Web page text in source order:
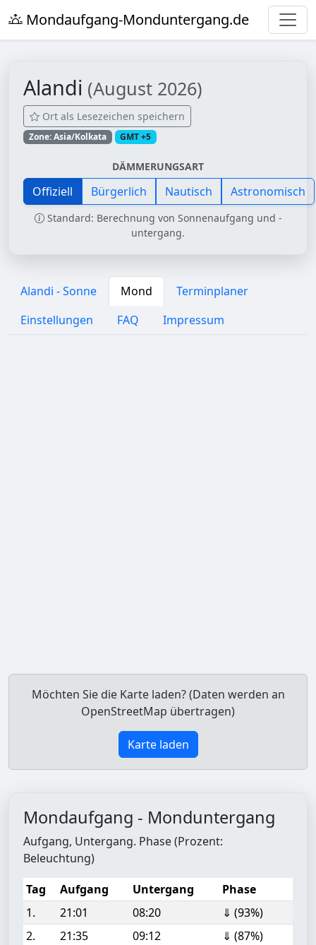
Mondaufgang-Monduntergang.de
Alandi (August 2026)
Ort als Lesezeichen speichern
Zone: Asia/Kolkata GMT +5
DÄMMERUNGSART
Offiziell Bürgerlich Nautisch Astronomisch
Standard: Berechnung von Sonnenaufgang und -
untergang.
Alandi - Sonne Mond
Terminplaner
Einstellungen
FAQ Impressum
Möchten Sie die Karte laden? (Daten werden an
OpenStreetMap übertragen)
Karte laden
Mondaufgang - Monduntergang
Aufgang, Untergang. Phase (Prozent:
Beleuchtung)
Tag
Aufgang Untergang
Phase
1.
21:01 08:20
⇓ (93%)
2.
21:35 09:12
⇓ (87%)